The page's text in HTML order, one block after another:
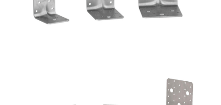
Angolari WVS9050 + WBR170